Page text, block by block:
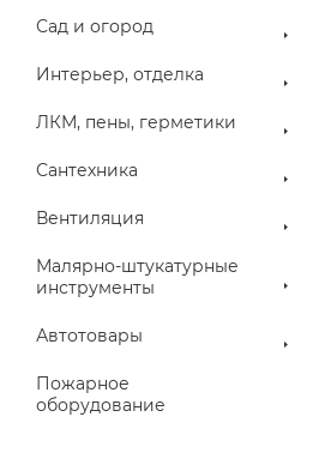
Сад и огород
Интерьер, отделка
ЛКМ, пены, герметики
Сантехника
Вентиляция
Малярно-штукатурные
инструменты
Автотовары
Пожарное
оборудование